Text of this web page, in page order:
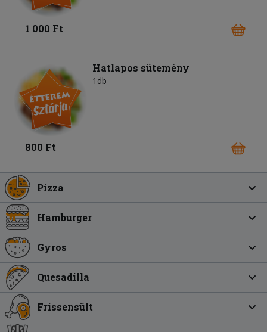
1 000 Ft
Hatlapos sütemény
1db
800 Ft
Pizza
Hamburger
Gyros
Quesadilla
Frissensült